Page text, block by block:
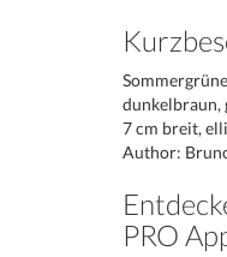
dunkelbraun,
7 cm breit,
Author:
PRO